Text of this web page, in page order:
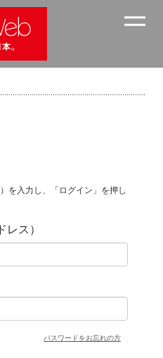
を入力し、「ログイン」を押し
ス）
パスワードをお忘れの方